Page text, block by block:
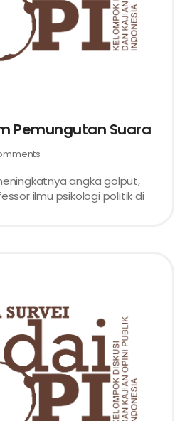
Pemungutan Suara
angka golput,
ilmu psikologi politik di